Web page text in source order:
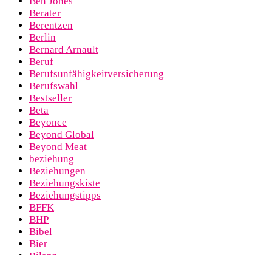
Berater
Berentzen
Berlin
Bernard Arnault
Beruf
Berufsunfähigkeitversicherung
Berufswahl
Bestseller
Beta
Beyonce
Beyond Global
Beyond Meat
beziehung
Beziehungen
Beziehungskiste
Beziehungstipps
BFFK
BHP
Bibel
Bier